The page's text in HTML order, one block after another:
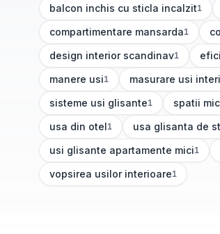
balcon inchis cu sticla incalzit
(1articole) 1
compartimentare mansarda
(1articole) 1 (1
design interior scandinav
(1articole) 1 (1
manere usi
(1articole) 1 masurare usi
(1articole)
sisteme usi glisante
(1articole) 1 spatii
(1
usa din otel
(1articole) 1 usa glisanta de
(1articole)
usi glisante apartamente mici
(1articole) 1
vopsirea usilor interioare
(1articole) 1